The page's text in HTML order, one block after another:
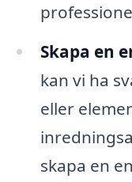
Skapa en
kan vi ha
eller
skapa en